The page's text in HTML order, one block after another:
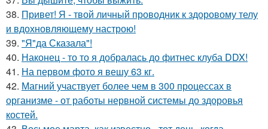
38. Привет! Я - твой личный проводник к здоровому телу
и вдохновляющему настрою!
39. "Я"да Сказала"!
40. Наконец - то то я добралась до фитнес клуба DDX!
41. На первом фото я вешу 63 кг.
42. Магний участвует более чем в 300 процессах в
организме - от работы нервной системы до здоровья
костей.